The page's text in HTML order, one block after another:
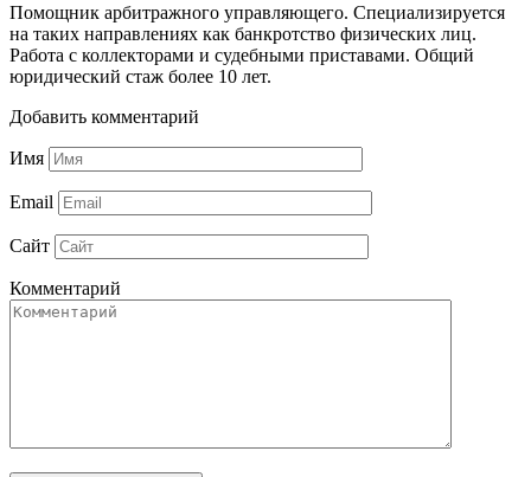
Помощник арбитражного управляющего. Специализируется
на таких направлениях как банкротство физических лиц.
Работа с коллекторами и судебными приставами. Общий
юридический стаж более 10 лет.
Добавить комментарий
Имя
Email
Сайт
Комментарий